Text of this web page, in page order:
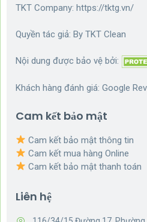
TKT Company: https://tktg.vn/
Quyền tác giả: By TKT Clean
Nội dung được bảo vệ bởi:
Khách hàng đánh giá: Google
Cam kết bảo mật
Cam kết bảo mật thông tin
Cam kết mua hàng Online
Cam kết bảo mật thanh toán
Liên hệ